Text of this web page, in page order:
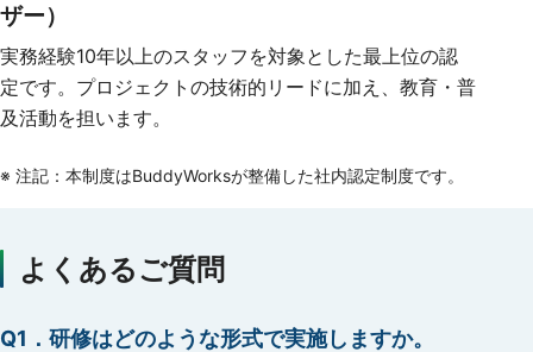
ザー）
実務経験10年以上のスタッフを対象とした最上位の認
定です。プロジェクトの技術的リードに加え、教育・普
及活動を担います。
注記：本制度はBuddyWorksが整備した社内認定制度です。
よくあるご質問
Q1． 研修はどのような形式で実施しますか。